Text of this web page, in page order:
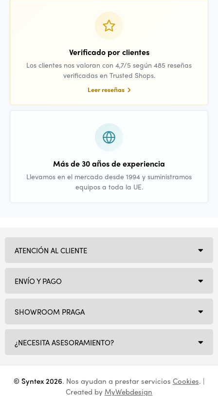
Verificado por clientes
Los clientes nos valoran con 4,7/5 según 485 reseñas
verificadas en Trusted Shops.
Leer reseñas
Más de 30 años de experiencia
Llevamos en el mercado desde 1994 y suministramos
equipos a toda la UE.
SHOWROOM PRAGA
¿NECESITA ASESORAMIENTO?
ATENCIÓN AL CLIENTE
ENVÍO Y PAGO
© Syntex 2026. Nos ayudan a prestar servicios Cookies. |
Created by MyWebdesign